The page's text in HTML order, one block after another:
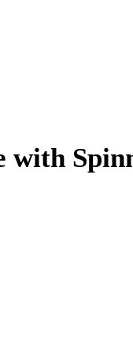
with